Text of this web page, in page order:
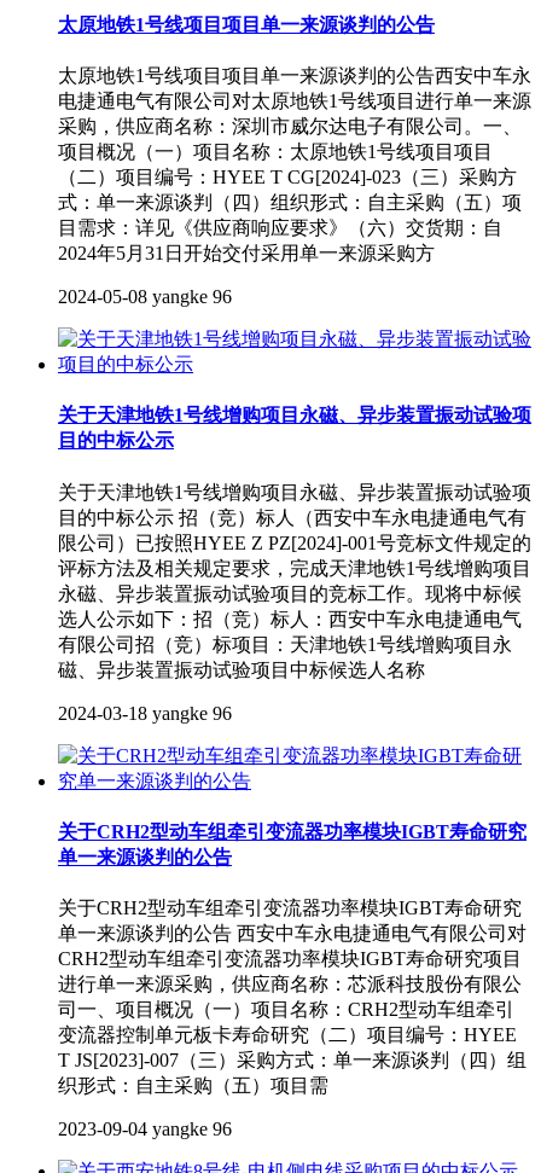
太原地铁1号线项目项目单一来源谈判的公告
太原地铁1号线项目项目单一来源谈判的公告西安中车永
电捷通电气有限公司对太原地铁1号线项目进行单一来源
采购，供应商名称：深圳市威尔达电子有限公司。一、
项目概况（一）项目名称：太原地铁1号线项目项目
（二）项目编号：HYEE T CG[2024]-023（三）采购方
式：单一来源谈判（四）组织形式：自主采购（五）项
目需求：详见《供应商响应要求》（六）交货期：自
2024年5月31日开始交付采用单一来源采购方
2024-05-08 yangke 96
关于天津地铁1号线增购项目永磁、异步装置振动试验项
目的中标公示
关于天津地铁1号线增购项目永磁、异步装置振动试验项
目的中标公示 招（竞）标人（西安中车永电捷通电气有
限公司）已按照HYEE Z PZ[2024]-001号竞标文件规定的
评标方法及相关规定要求，完成天津地铁1号线增购项目
永磁、异步装置振动试验项目的竞标工作。现将中标候
选人公示如下：招（竞）标人：西安中车永电捷通电气
有限公司招（竞）标项目：天津地铁1号线增购项目永
磁、异步装置振动试验项目中标候选人名称
2024-03-18 yangke 96
关于CRH2型动车组牵引变流器功率模块IGBT寿命研究
单一来源谈判的公告
关于CRH2型动车组牵引变流器功率模块IGBT寿命研究
单一来源谈判的公告 西安中车永电捷通电气有限公司对
CRH2型动车组牵引变流器功率模块IGBT寿命研究项目
进行单一来源采购，供应商名称：芯派科技股份有限公
司一、项目概况（一）项目名称：CRH2型动车组牵引
变流器控制单元板卡寿命研究（二）项目编号：HYEE
T JS[2023]-007（三）采购方式：单一来源谈判（四）组
织形式：自主采购（五）项目需
2023-09-04 yangke 96